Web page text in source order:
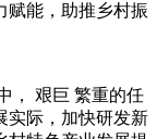
艰巨 繁重的任
实际，加快研发新